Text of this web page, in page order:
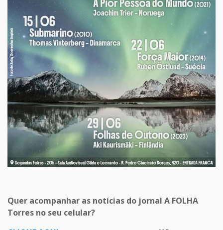
Quer acompanhar as notícias do jornal A FOLHA
Torres no seu celular?